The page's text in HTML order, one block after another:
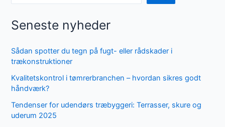
Seneste nyheder
Sådan spotter du tegn på fugt- eller rådskader i
trækonstruktioner
Kvalitetskontrol i tømrerbranchen – hvordan sikres godt
håndværk?
Tendenser for udendørs træbyggeri: Terrasser, skure og
uderum 2025